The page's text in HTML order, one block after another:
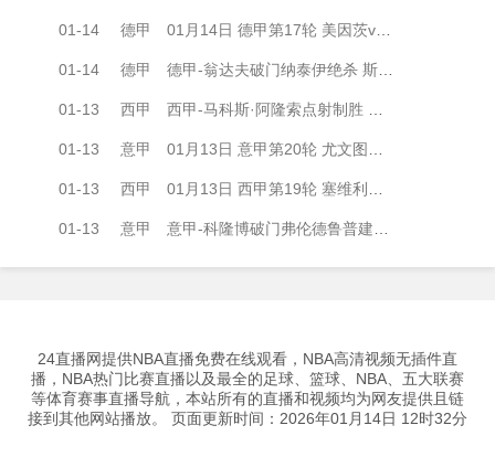
01-14 德甲 01月14日 德甲第17轮 美因茨vs海登海姆 全场录像
01-14 德甲 德甲-翁达夫破门纳泰伊绝杀 斯图加特3-2法兰克福
01-13 西甲 西甲-马科斯·阿隆索点射制胜 塞尔塔客场1-0塞维利亚
01-13 意甲 01月13日 意甲第20轮 尤文图斯vs克雷莫内塞 全场录像
01-13 西甲 01月13日 西甲第19轮 塞维利亚vs塞尔塔 全场录像
01-13 意甲 意甲-科隆博破门弗伦德鲁普建功 热那亚3-0完胜卡利亚里
24直播网提供NBA直播免费在线观看，NBA高清视频无插件直
播，NBA热门比赛直播以及最全的足球、篮球、NBA、五大联赛
等体育赛事直播导航，本站所有的直播和视频均为网友提供且链
接到其他网站播放。 页面更新时间：2026年01月14日 12时32分